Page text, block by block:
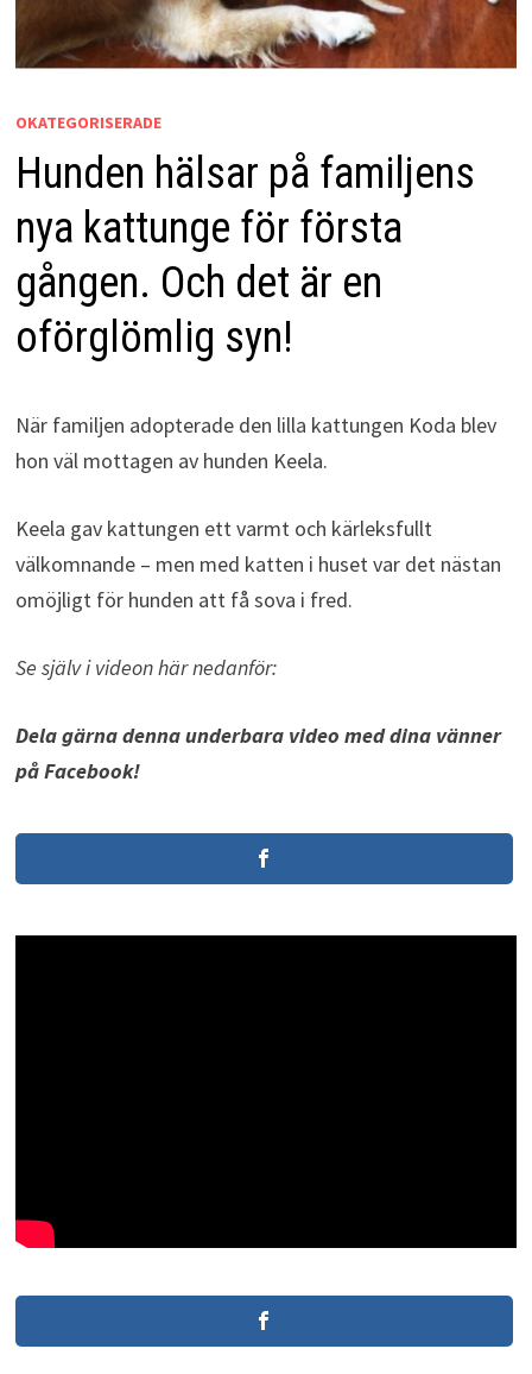
OKATEGORISERADE
Hunden hälsar på familjens
nya kattunge för första
gången. Och det är en
oförglömlig syn!
När familjen adopterade den lilla kattungen Koda blev
hon väl mottagen av hunden Keela.
Keela gav kattungen ett varmt och kärleksfullt
välkomnande – men med katten i huset var det nästan
omöjligt för hunden att få sova i fred.
Se själv i videon här nedanför:
Dela gärna denna underbara video med dina vänner
på Facebook!